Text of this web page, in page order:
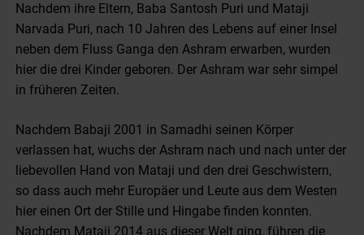
Nachdem ihre Eltern, Baba Santosh Puri und Mataji
Narvada Puri, nach 10 Jahren des Lebens auf einer Insel
neben dem Fluss Ganga den Ashram erwarben, wurden
hier die drei Kinder geboren. Der Ashram war sehr simpel
in früheren Zeiten.
Nachdem Babaji 2001 in Samadhi seinen Körper
verlassen hat, wuchs der Ashram nach und nach unter der
liebevollen Hand von Mataji und den drei Geschwistern,
so dass auch mehr Europäer und Leute aus dem Westen
hier einen Ort der Stille und Hingabe finden konnten.
Nachdem Mataji 2014 aus dieser Welt ging, führen die